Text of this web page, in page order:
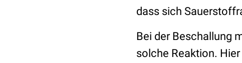
dass sich
Bei der Beschallung
solche Reaktion.